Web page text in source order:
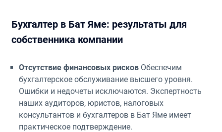
Бухгалтер в Бат Яме: результаты для
собственника компании
Отсутствие финансовых рисковОбеспечим
бухгалтерское обслуживание высшего уровня.
Ошибки и недочеты исключаются. Экспертность
наших аудиторов, юристов, налоговых
консультантов и бухгалтеров в Бат Яме имеет
практическое подтверждение.